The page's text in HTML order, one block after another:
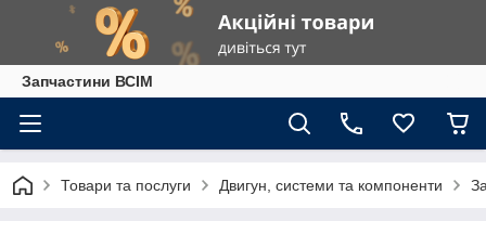
Запчастини ВСІМ
Товари та послуги Двигун, системи та компоненти